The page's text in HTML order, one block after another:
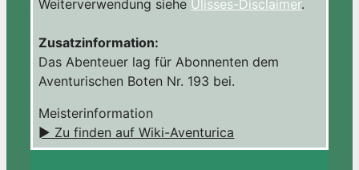
Weiterverwendung siehe Ulisses-Disclaimer.
Zusatzinformation:
Das Abenteuer lag für Abonnenten dem
Aventurischen Boten Nr. 193 bei.
Meisterinformation
► Zu finden auf Wiki-Aventurica